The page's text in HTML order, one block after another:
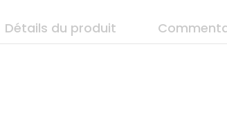
Détails du produit